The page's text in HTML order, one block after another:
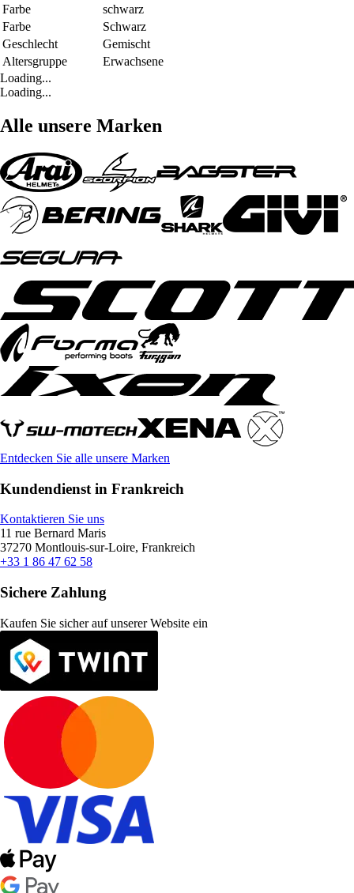
Farbe
schwarz
Farbe
Schwarz
Geschlecht
Gemischt
Altersgruppe
Erwachsene
Loading...
Loading...
Alle unsere Marken
Entdecken Sie alle unsere Marken
Kundendienst in Frankreich
Kontaktieren Sie uns
11 rue Bernard Maris
37270 Montlouis-sur-Loire, Frankreich
+33 1 86 47 62 58
Sichere Zahlung
Kaufen Sie sicher auf unserer Website ein